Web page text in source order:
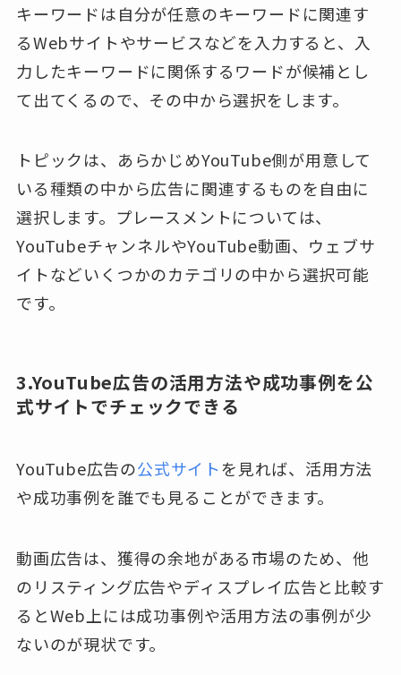
キーワードは自分が任意のキーワードに関連す
るWebサイトやサービスなどを入力すると、入
力したキーワードに関係するワードが候補とし
て出てくるので、その中から選択をします。
トピックは、あらかじめYouTube側が用意して
いる種類の中から広告に関連するものを自由に
選択します。プレースメントについては、
YouTubeチャンネルやYouTube動画、ウェブサ
イトなどいくつかのカテゴリの中から選択可能
です。
3.YouTube広告の活用方法や成功事例を公
式サイトでチェックできる
YouTube広告の公式サイトを見れば、活用方法
や成功事例を誰でも見ることができます。
動画広告は、獲得の余地がある市場のため、他
のリスティング広告やディスプレイ広告と比較す
るとWeb上には成功事例や活用方法の事例が少
ないのが現状です。